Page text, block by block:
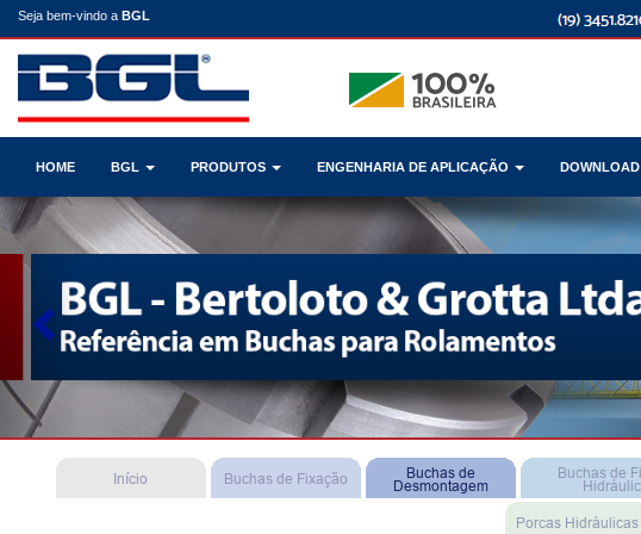
Seja bem-vindo a BGL
HOME BGL PRODUTOS ENGENHARIA DE APLICAÇÃO DOWNLOAD
Previous